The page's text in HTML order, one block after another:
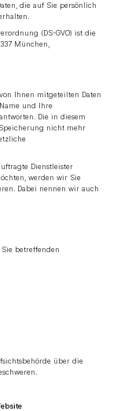
die auf Sie persönlich
(DS-GVO) ist die
München,
Ihnen mitgeteilten Daten
und Ihre
Die in diesem
nicht mehr
Dienstleister
werden wir Sie
Dabei nennen wir auch
betreffenden
über die